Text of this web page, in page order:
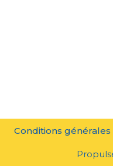
Conditions